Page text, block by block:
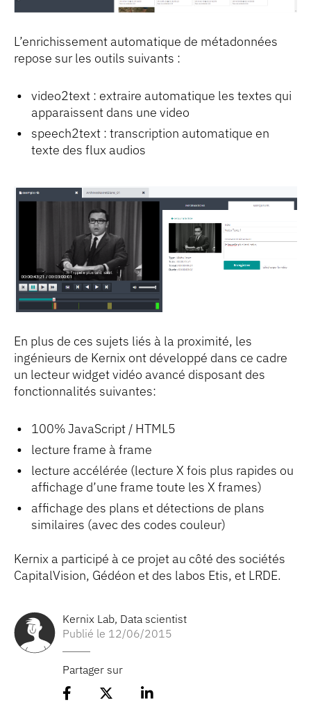
L’enrichissement automatique de métadonnées
repose sur les outils suivants :
video2text : extraire automatique les textes qui
apparaissent dans une video
speech2text : transcription automatique en
texte des flux audios
En plus de ces sujets liés à la proximité, les
ingénieurs de Kernix ont développé dans ce cadre
un lecteur widget vidéo avancé disposant des
fonctionnalités suivantes:
100% JavaScript / HTML5
lecture frame à frame
lecture accélérée (lecture X fois plus rapides ou
affichage d’une frame toute les X frames)
affichage des plans et détections de plans
similaires (avec des codes couleur)
Kernix a participé à ce projet au côté des sociétés
CapitalVision, Gédéon et des labos Etis, et LRDE.
Kernix Lab, Data scientist
Publié le 12/06/2015
Partager sur
Partager l'article sur Facebook
Partager l'article sur 𝕏
Partager l'article sur